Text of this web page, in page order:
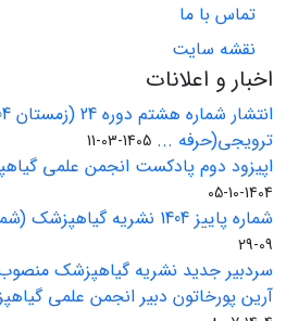
تماس با ما
نقشه سایت
اخبار و اعلانات
ترویجی(حرفه ... 1405-03-11
اپیزود دوم پادکست انجمن علمی
1404-10-05
شماره پاییز 1404 نشریه گیاهپزشک (شماره هفتم) انجمن ...
09-29
سردبیر جدید نشریه گیاهپزشک
آرین پورخاتون دبیر انجمن علمی